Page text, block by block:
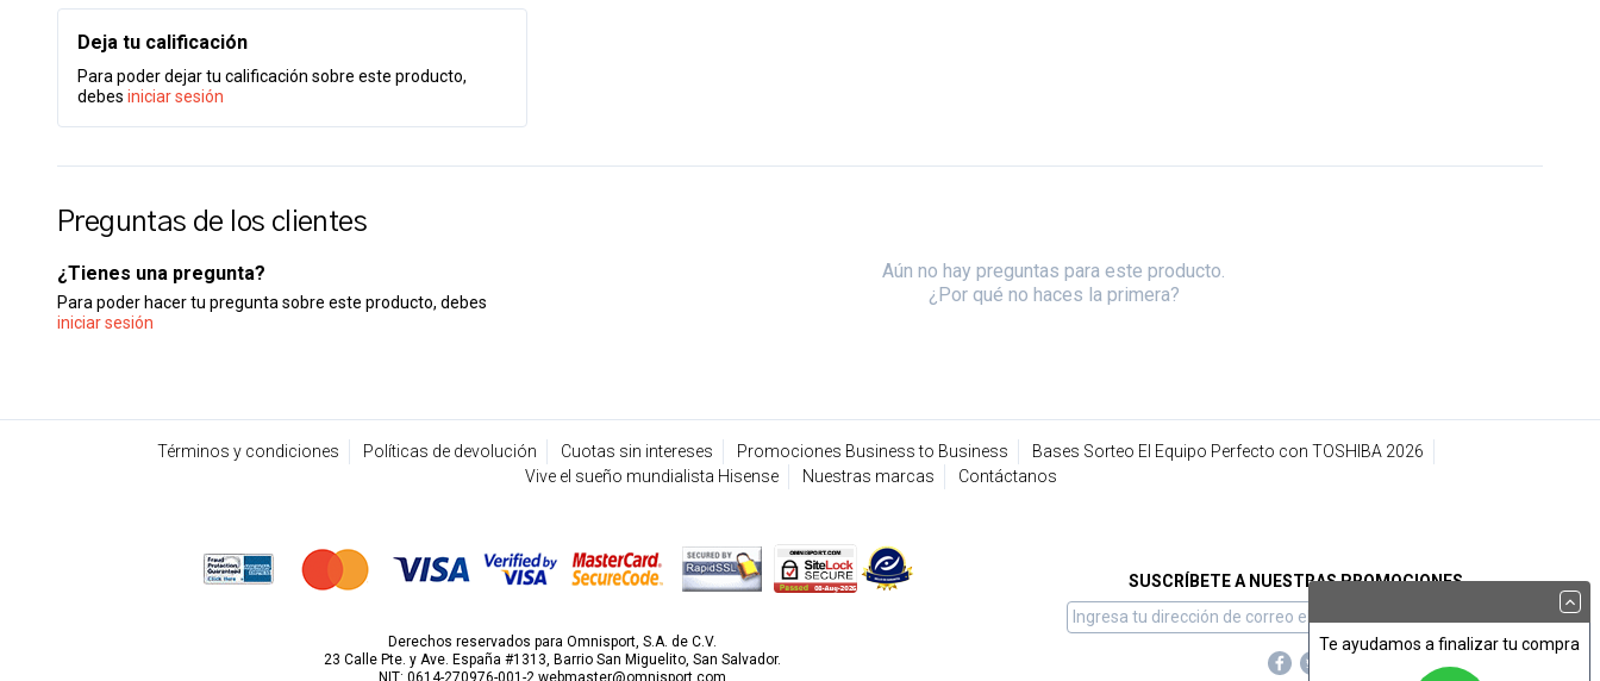
Te ayudamos a finalizar tu compra
Deja tu calificación
Para poder dejar tu calificación sobre este producto,
debes iniciar sesión
Preguntas de los clientes
¿Tienes una pregunta?
Para poder hacer tu pregunta sobre este producto, debes
iniciar sesión
Aún no hay preguntas para este producto.
¿Por qué no haces la primera?
Términos y condiciones Políticas de devolución Cuotas sin intereses Promociones Business to Business
Bases Sorteo El Equipo Perfecto con TOSHIBA 2026
Vive el sueño mundialista Hisense
Nuestras marcas Contáctanos
SUSCRÍBETE A NUESTRAS PROMOCIONES
Derechos reservados para Omnisport, S.A. de C.V.
23 Calle Pte. y Ave. España #1313, Barrio San Miguelito, San Salvador.
NIT: 0614-270976-001-2 webmaster@omnisport.com